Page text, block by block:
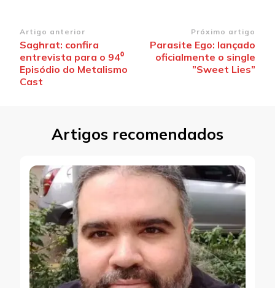
Navegação
de
post
Artigo anterior
Saghrat: confira
entrevista para o 94⁰
Episódio do Metalismo
Cast
Próximo artigo
Parasite Ego: lançado
oficialmente o single
”Sweet Lies”
Artigos recomendados